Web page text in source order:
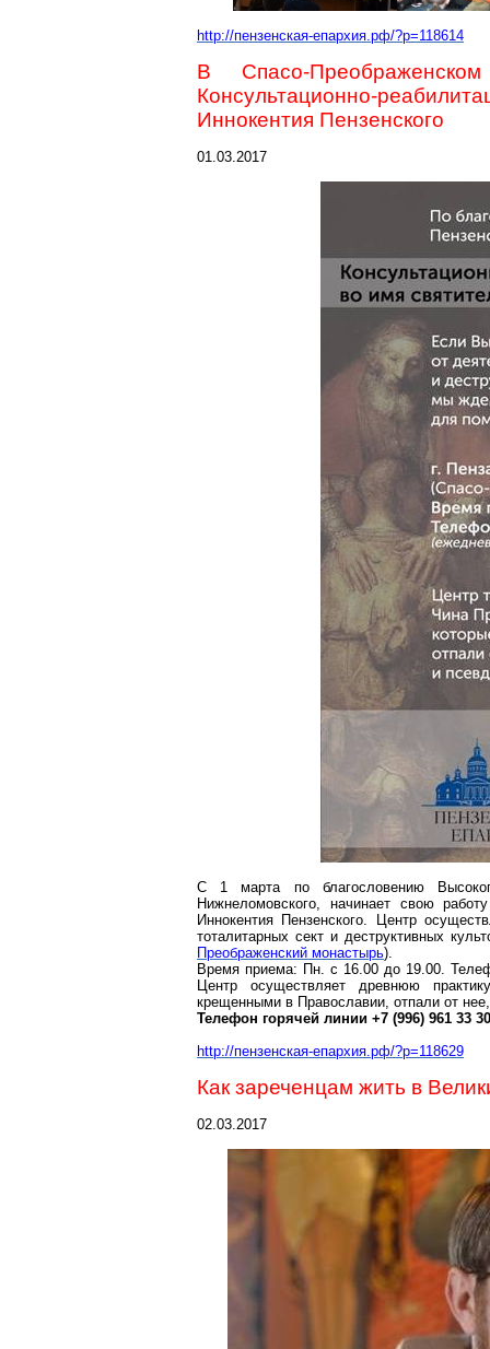
http://пензенская-епархия.рф/?p=118614
В Спасо-Преображенском
Консультационно-
Иннокентия Пензенского
01.03.2017
С 1 марта по благословению
Нижнеломовского, начинает свою
Иннокентия Пензенского. Центр
тоталитарных сект и деструктивных
Преображенский монастырь).
Время приема: Пн. с 16.00 до 19.00.
Центр осуществляет древнюю
крещенными в Православии, отпали от
Телефон горячей линии +7 (996) 961 33
http://пензенская-епархия.рф/?p=118629
Как зареченцам жить в
02.03.2017